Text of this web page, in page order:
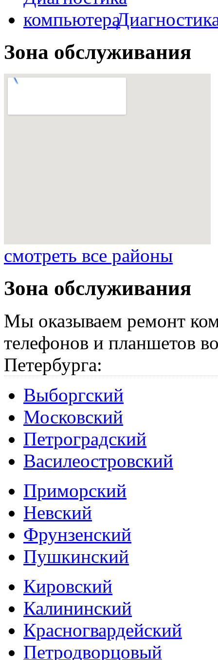
Зона обслуживания
смотреть все районы
Зона обслуживания
Мы оказываем ремонт
телефонов и планшетов
Петербурга:
Выборгский
Московский
Петроградский
Василеостровский
Приморский
Невский
Фрунзенский
Пушкинский
Кировский
Калининский
Красногвардейский
Петродворцовый